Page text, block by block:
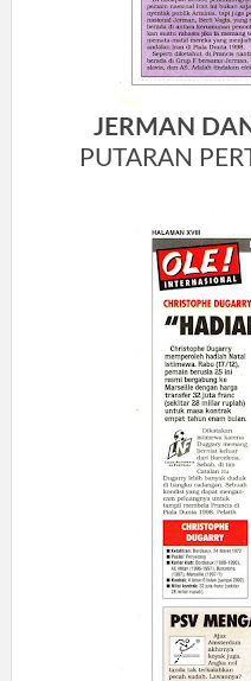
JERMAN
PUTARAN